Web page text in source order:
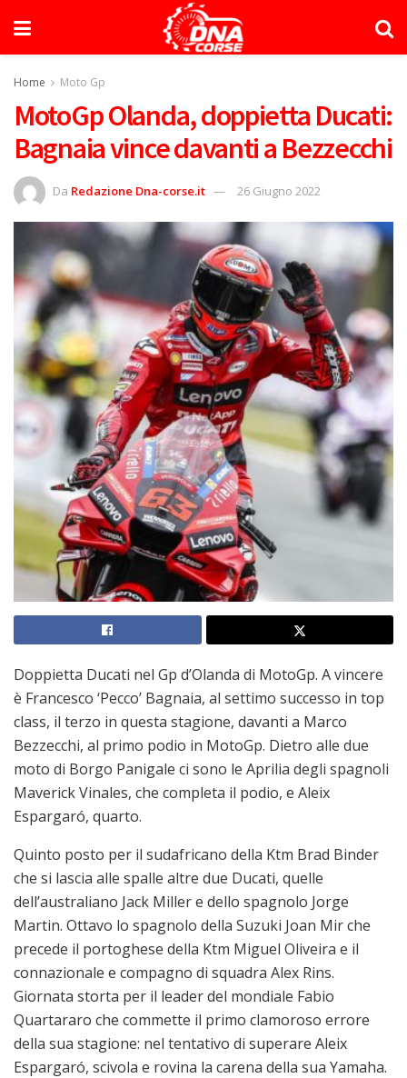
Home Moto Gp
MotoGp Olanda, doppietta Ducati:
Bagnaia vince davanti a Bezzecchi
Da Redazione Dna-corse.it 26 Giugno 2022
Doppietta Ducati nel Gp d’Olanda di MotoGp. A vincere
è Francesco ‘Pecco’ Bagnaia, al settimo successo in top
class, il terzo in questa stagione, davanti a Marco
Bezzecchi, al primo podio in MotoGp. Dietro alle due
moto di Borgo Panigale ci sono le Aprilia degli spagnoli
Maverick Vinales, che completa il podio, e Aleix
Espargaró, quarto.
Quinto posto per il sudafricano della Ktm Brad Binder
che si lascia alle spalle altre due Ducati, quelle
dell’australiano Jack Miller e dello spagnolo Jorge
Martin. Ottavo lo spagnolo della Suzuki Joan Mir che
precede il portoghese della Ktm Miguel Oliveira e il
connazionale e compagno di squadra Alex Rins.
Giornata storta per il leader del mondiale Fabio
Quartararo che commette il primo clamoroso errore
della sua stagione: nel tentativo di superare Aleix
Espargaró, scivola e rovina la carena della sua Yamaha.